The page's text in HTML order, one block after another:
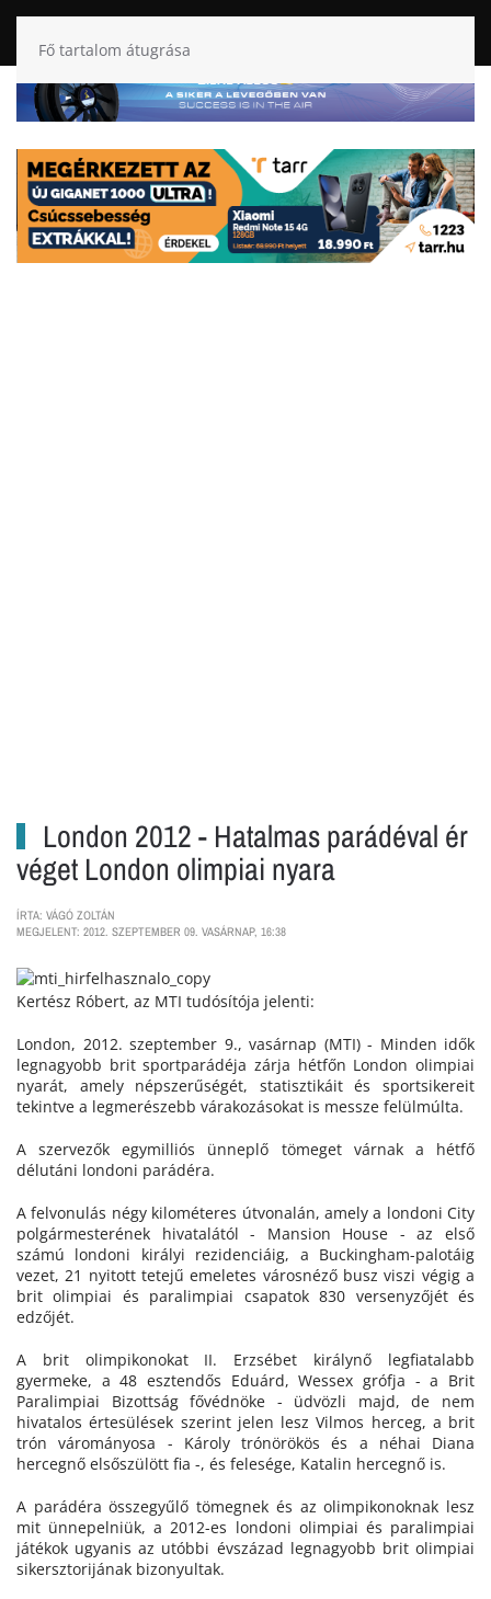
Fő tartalom átugrása
London 2012 - Hatalmas parádéval ér
véget London olimpiai nyara
ÍRTA: VÁGÓ ZOLTÁN
MEGJELENT: 2012. SZEPTEMBER 09. VASÁRNAP, 16:38
Kertész Róbert, az MTI tudósítója jelenti:
London, 2012. szeptember 9., vasárnap (MTI) - Minden idők
legnagyobb brit sportparádéja zárja hétfőn London olimpiai
nyarát, amely népszerűségét, statisztikáit és sportsikereit
tekintve a legmerészebb várakozásokat is messze felülmúlta.
A szervezők egymilliós ünneplő tömeget várnak a hétfő
délutáni londoni parádéra.
A felvonulás négy kilométeres útvonalán, amely a londoni City
polgármesterének hivatalától - Mansion House - az első
számú londoni királyi rezidenciáig, a Buckingham-palotáig
vezet, 21 nyitott tetejű emeletes városnéző busz viszi végig a
brit olimpiai és paralimpiai csapatok 830 versenyzőjét és
edzőjét.
A brit olimpikonokat II. Erzsébet királynő legfiatalabb
gyermeke, a 48 esztendős Eduárd, Wessex grófja - a Brit
Paralimpiai Bizottság fővédnöke - üdvözli majd, de nem
hivatalos értesülések szerint jelen lesz Vilmos herceg, a brit
trón várományosa - Károly trónörökös és a néhai Diana
hercegnő elsőszülött fia -, és felesége, Katalin hercegnő is.
A parádéra összegyűlő tömegnek és az olimpikonoknak lesz
mit ünnepelniük, a 2012-es londoni olimpiai és paralimpiai
játékok ugyanis az utóbbi évszázad legnagyobb brit olimpiai
sikersztorijának bizonyultak.